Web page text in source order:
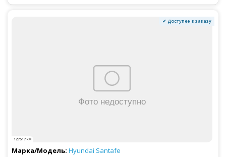
✔ Доступен к заказу
127517 км
Hyundai Santafe